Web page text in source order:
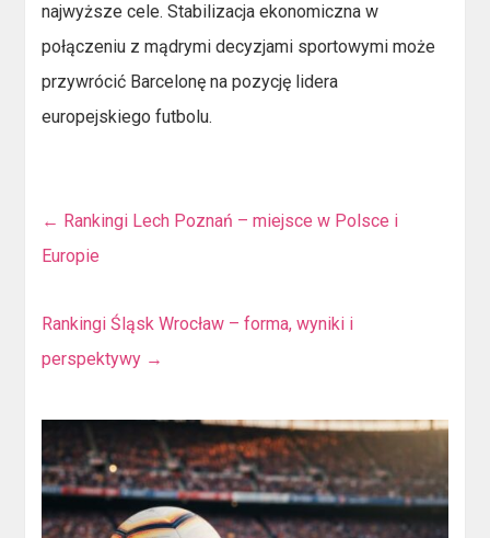
najwyższe cele. Stabilizacja ekonomiczna w
połączeniu z mądrymi decyzjami sportowymi może
przywrócić Barcelonę na pozycję lidera
europejskiego futbolu.
← Rankingi Lech Poznań – miejsce w Polsce i
Europie
Rankingi Śląsk Wrocław – forma, wyniki i
perspektywy →